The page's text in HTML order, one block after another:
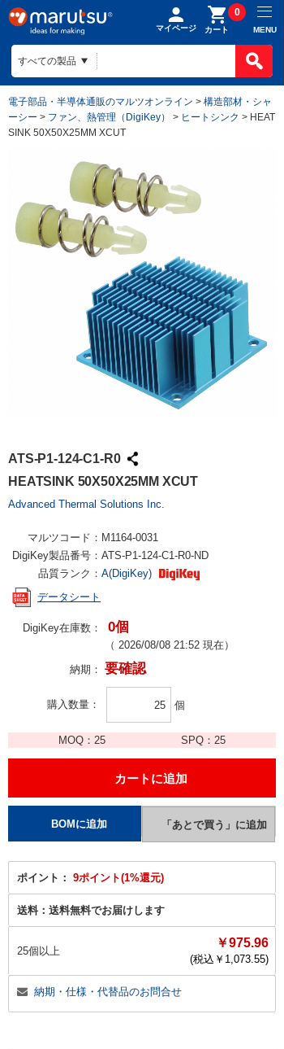
マイページ カート
0
MENU
電子部品・半導体通販のマルツオンライン > 構造部材・シャ
ーシー > ファン、熱管理（DigiKey） > ヒートシンク > HEAT
SINK 50X50X25MM XCUT
ATS-P1-124-C1-R0
HEATSINK 50X50X25MM XCUT
Advanced Thermal Solutions Inc.
マルツコード： M1164-0031
DigiKey製品番号： ATS-P1-124-C1-R0-ND
品質ランク： A(DigiKey)
データシート
DigiKey在庫数： 0個
（ 2026/08/08 21:52 現在）
納期： 要確認
購入数量 個
MOQ： 25 SPQ：25
ポイント： 9ポイント(1%還元)
送料： 送料無料でお届けします
25個以上
￥975.96
(税込￥ 1,073.55)
納期・仕様・代替品のお問合せ